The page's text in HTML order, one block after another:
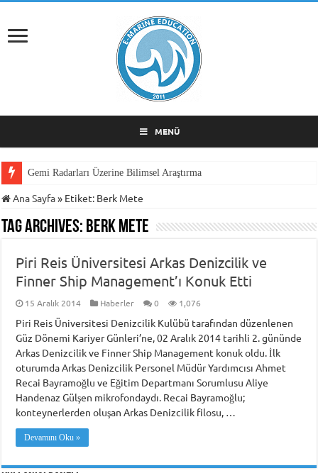
MENÜ
Gemi Radarları Üzerine Bilimsel Araştırma
Ana Sayfa» Etiket: Berk Mete
Tag Archives: Berk Mete
Piri Reis Üniversitesi Arkas Denizcilik ve
Finner Ship Management’ı Konuk Etti
15 Aralık 2014 Haberler 0 1,076
Piri Reis Üniversitesi Denizcilik Kulübü tarafından düzenlenen
Güz Dönemi Kariyer Günleri’ne, 02 Aralık 2014 tarihli 2. gününde
Arkas Denizcilik ve Finner Ship Management konuk oldu. İlk
oturumda Arkas Denizcilik Personel Müdür Yardımcısı Ahmet
Recai Bayramoğlu ve Eğitim Departmanı Sorumlusu Aliye
Handenaz Gülşen mikrofondaydı. Recai Bayramoğlu;
konteynerlerden oluşan Arkas Denizcilik filosu, …
Devamını Oku »